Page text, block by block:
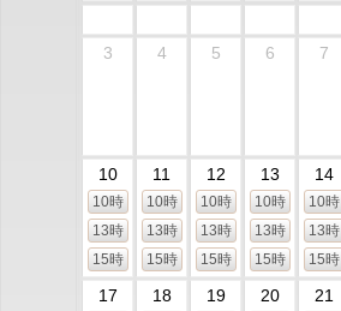
3
4 5 6 7
10
10時
13時
15時
11
10時
13時
15時
12
10時
13時
15時
13
10時
13時
15時
14
10時
13時
15時
17 18 19 20 21